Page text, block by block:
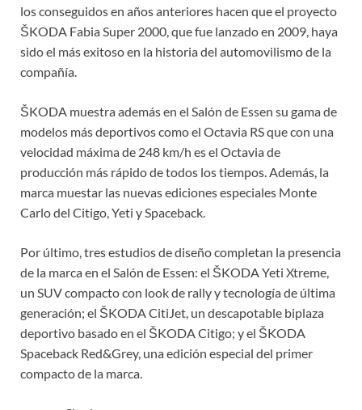
los conseguidos en años anteriores hacen que el proyecto
ŠKODA Fabia Super 2000, que fue lanzado en 2009, haya
sido el más exitoso en la historia del automovilismo de la
compañía.
ŠKODA muestra además en el Salón de Essen su gama de
modelos más deportivos como el Octavia RS que con una
velocidad máxima de 248 km/h es el Octavia de
producción más rápido de todos los tiempos. Además, la
marca muestar las nuevas ediciones especiales Monte
Carlo del Citigo, Yeti y Spaceback.
Por último, tres estudios de diseño completan la presencia
de la marca en el Salón de Essen: el ŠKODA Yeti Xtreme,
un SUV compacto con look de rally y tecnología de última
generación; el ŠKODA CitiJet, un descapotable biplaza
deportivo basado en el ŠKODA Citigo; y el ŠKODA
Spaceback Red&Grey, una edición especial del primer
compacto de la marca.